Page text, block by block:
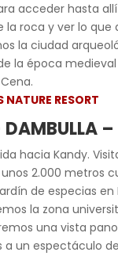
acceder hasta
la roca y ver lo
la ciudad
la época
NATURE RESORT
hacia Kandy.
2.000 metros
de especias
la zona
una vista
un espectáculo